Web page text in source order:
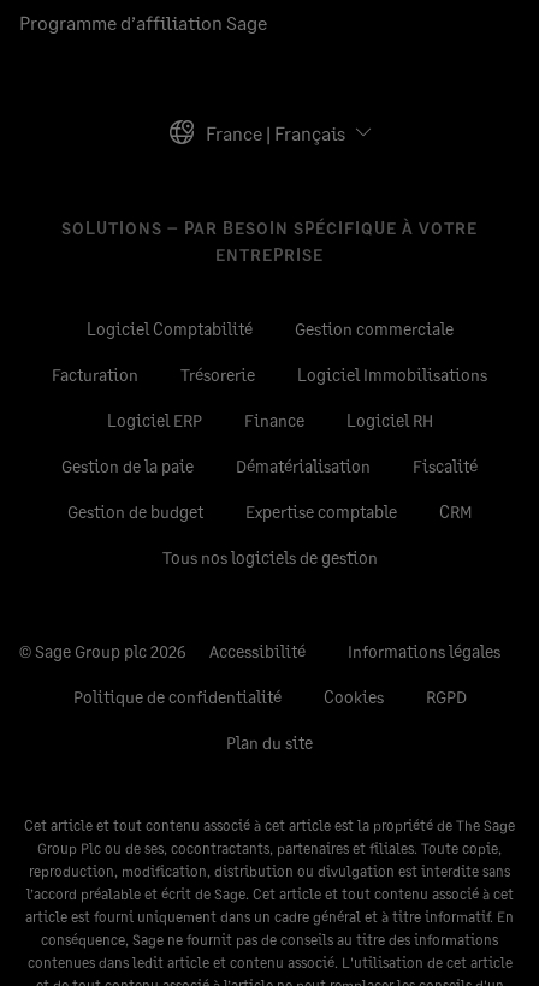
Programme d’affiliation Sage
France | Français
SOLUTIONS – PAR BESOIN SPÉCIFIQUE À VOTRE
ENTREPRISE
Logiciel Comptabilité Gestion commerciale
Facturation Trésorerie Logiciel Immobilisations
Logiciel ERP Finance Logiciel RH
Gestion de la paie Dématérialisation Fiscalité
Gestion de budget Expertise comptable CRM
Tous nos logiciels de gestion
© Sage Group plc 2026 Accessibilité Informations légales
Politique de confidentialité Cookies RGPD
Plan du site
Cet article et tout contenu associé à cet article est la propriété de The Sage
Group Plc ou de ses, cocontractants, partenaires et filiales. Toute copie,
reproduction, modification, distribution ou divulgation est interdite sans
l’accord préalable et écrit de Sage. Cet article et tout contenu associé à cet
article est fourni uniquement dans un cadre général et à titre informatif. En
conséquence, Sage ne fournit pas de conseils au titre des informations
contenues dans ledit article et contenu associé. L'utilisation de cet article